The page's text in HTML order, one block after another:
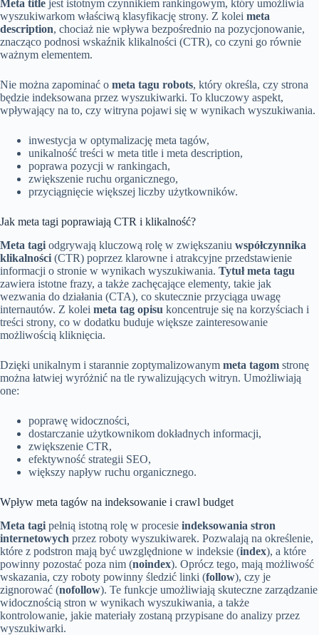
Meta title jest istotnym czynnikiem rankingowym, który umożliwia
wyszukiwarkom właściwą klasyfikację strony. Z kolei meta
description, chociaż nie wpływa bezpośrednio na pozycjonowanie,
znacząco podnosi wskaźnik klikalności (CTR), co czyni go równie
ważnym elementem.
Nie można zapominać o meta tagu robots, który określa, czy strona
będzie indeksowana przez wyszukiwarki. To kluczowy aspekt,
wpływający na to, czy witryna pojawi się w wynikach wyszukiwania.
inwestycja w optymalizację meta tagów,
unikalność treści w meta title i meta description,
poprawa pozycji w rankingach,
zwiększenie ruchu organicznego,
przyciągnięcie większej liczby użytkowników.
Jak meta tagi poprawiają CTR i klikalność?
Meta tagi odgrywają kluczową rolę w zwiększaniu współczynnika
klikalności (CTR) poprzez klarowne i atrakcyjne przedstawienie
informacji o stronie w wynikach wyszukiwania. Tytuł meta tagu
zawiera istotne frazy, a także zachęcające elementy, takie jak
wezwania do działania (CTA), co skutecznie przyciąga uwagę
internautów. Z kolei meta tag opisu koncentruje się na korzyściach i
treści strony, co w dodatku buduje większe zainteresowanie
możliwością kliknięcia.
Dzięki unikalnym i starannie zoptymalizowanym meta tagom stronę
można łatwiej wyróżnić na tle rywalizujących witryn. Umożliwiają
one:
poprawę widoczności,
dostarczanie użytkownikom dokładnych informacji,
zwiększenie CTR,
efektywność strategii SEO,
większy napływ ruchu organicznego.
Wpływ meta tagów na indeksowanie i crawl budget
Meta tagi pełnią istotną rolę w procesie indeksowania stron
internetowych przez roboty wyszukiwarek. Pozwalają na określenie,
które z podstron mają być uwzględnione w indeksie (index), a które
powinny pozostać poza nim (noindex). Oprócz tego, mają możliwość
wskazania, czy roboty powinny śledzić linki (follow), czy je
zignorować (nofollow). Te funkcje umożliwiają skuteczne zarządzanie
widocznością stron w wynikach wyszukiwania, a także
kontrolowanie, jakie materiały zostaną przypisane do analizy przez
wyszukiwarki.